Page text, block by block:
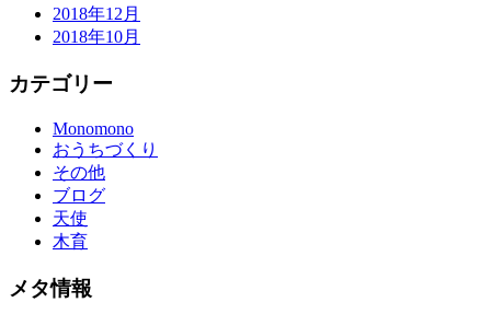
2018年12月
2018年10月
カテゴリー
Monomono
おうちづくり
その他
ブログ
天使
木育
メタ情報